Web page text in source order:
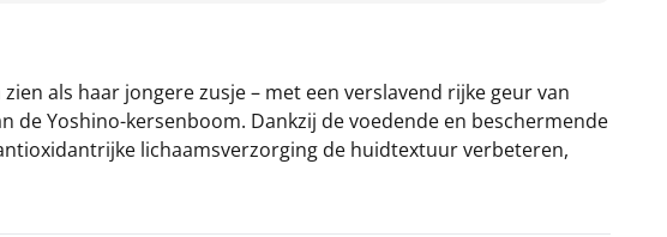
als haar jongere zusje – met een verslavend rijke geur van
Yoshino-kersenboom. Dankzij de voedende en beschermende
lichaamsverzorging de huidtextuur verbeteren,